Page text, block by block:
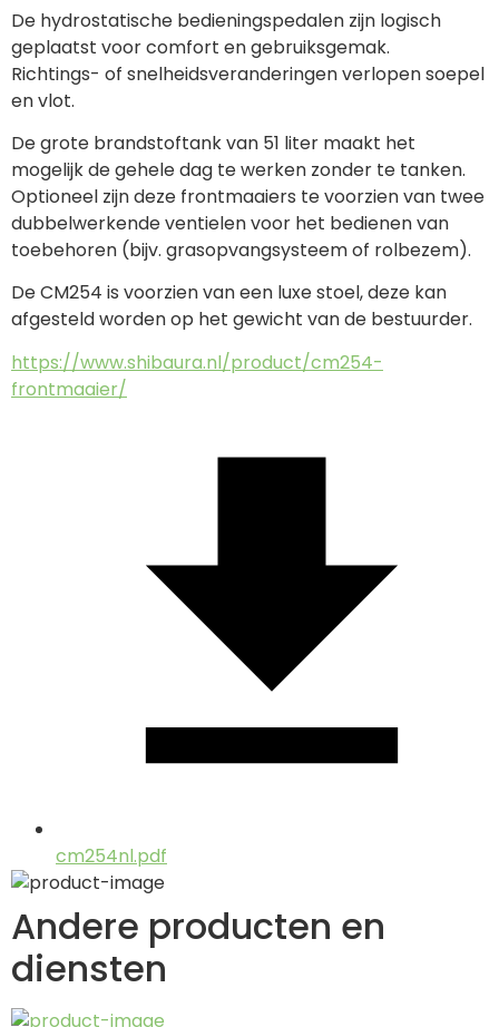
De hydrostatische bedieningspedalen zijn logisch
geplaatst voor comfort en gebruiksgemak.
Richtings- of snelheidsveranderingen verlopen soepel
en vlot.
De grote brandstoftank van 51 liter maakt het
mogelijk de gehele dag te werken zonder te tanken.
Optioneel zijn deze frontmaaiers te voorzien van twee
dubbelwerkende ventielen voor het bedienen van
toebehoren (bijv. grasopvangsysteem of rolbezem).
De CM254 is voorzien van een luxe stoel, deze kan
afgesteld worden op het gewicht van de bestuurder.
https://www.shibaura.nl/product/cm254-
frontmaaier/
cm254nl.pdf
Andere producten en
diensten